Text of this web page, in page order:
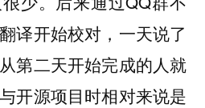
译开始校对，一天说了
第二天开始完成的人就
开源项目时相对来说是